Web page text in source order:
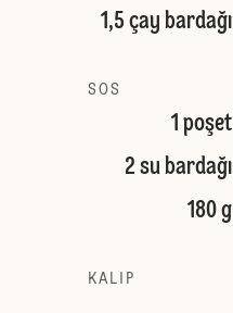
1,5 çay bardağı
SOS
1 poşet
2 su bardağı
180 g
KALIP